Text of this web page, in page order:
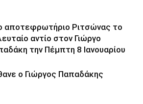
αποτεφρωτήριο Ριτσώνας το
αντίο στον Γιώργο
την Πέμπτη 8 Ιανουαρίου
ο Γιώργος Παπαδάκης